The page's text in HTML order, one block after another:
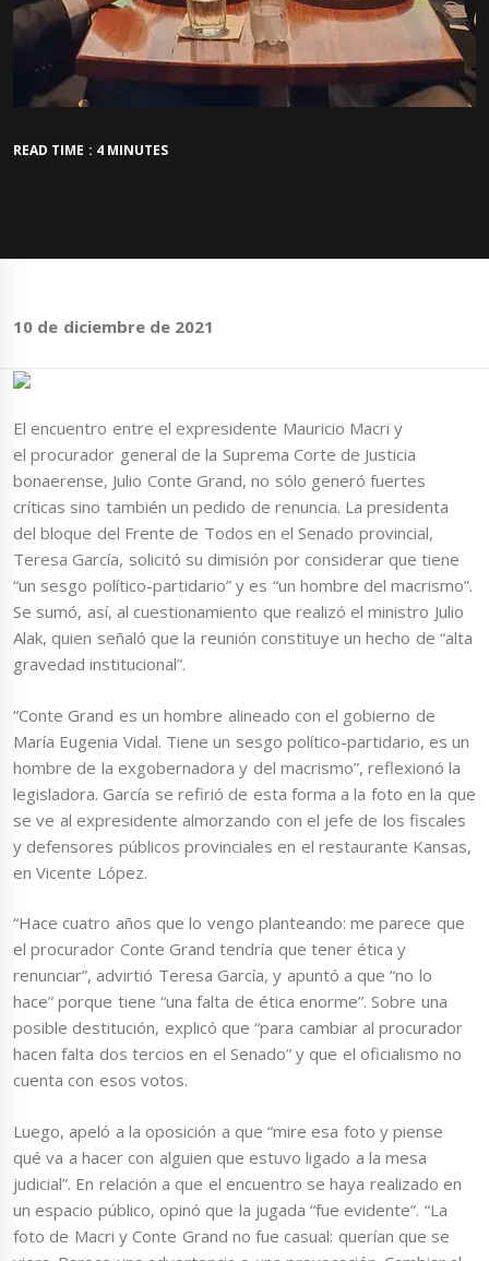
READ TIME : 4 MINUTES
10 de diciembre de 2021
El encuentro entre el expresidente Mauricio Macri y
el procurador general de la Suprema Corte de Justicia
bonaerense, Julio Conte Grand, no sólo generó fuertes
críticas sino también un pedido de renuncia. La presidenta
del bloque del Frente de Todos en el Senado provincial,
Teresa García, solicitó su dimisión por considerar que tiene
“un sesgo político-partidario” y es “un hombre del macrismo”.
Se sumó, así, al cuestionamiento que realizó el ministro Julio
Alak, quien señaló que la reunión constituye un hecho de “alta
gravedad institucional”.
“Conte Grand es un hombre alineado con el gobierno de
María Eugenia Vidal. Tiene un sesgo político-partidario, es un
hombre de la exgobernadora y del macrismo”, reflexionó la
legisladora. García se refirió de esta forma a la foto en la que
se ve al expresidente almorzando con el jefe de los fiscales
y defensores públicos provinciales en el restaurante Kansas,
en Vicente López.
“Hace cuatro años que lo vengo planteando: me parece que
el procurador Conte Grand tendría que tener ética y
renunciar”, advirtió Teresa García, y apuntó a que “no lo
hace” porque tiene “una falta de ética enorme”. Sobre una
posible destitución, explicó que “para cambiar al procurador
hacen falta dos tercios en el Senado” y que el oficialismo no
cuenta con esos votos.
Luego, apeló a la oposición a que “mire esa foto y piense
qué va a hacer con alguien que estuvo ligado a la mesa
judicial”. En relación a que el encuentro se haya realizado en
un espacio público, opinó que la jugada “fue evidente”. “La
foto de Macri y Conte Grand no fue casual: querían que se